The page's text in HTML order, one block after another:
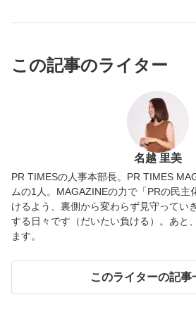
この記事のライター
名越 里美
PR TIMESの人事本部長。PR TIMES
ムの1人。MAGAZINEの力で「PRの民主
けるよう、裏側から変わらず見守ってい
する日々です（だいたい負ける）。あと
ます。
このライターの記事